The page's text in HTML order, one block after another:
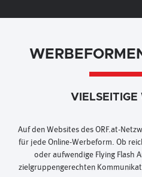
VIELSEITIGE
Auf den Websites des ORF.at-
für jede Online-Werbeform. Ob
oder aufwendige Flying Flash
zielgruppengerechten